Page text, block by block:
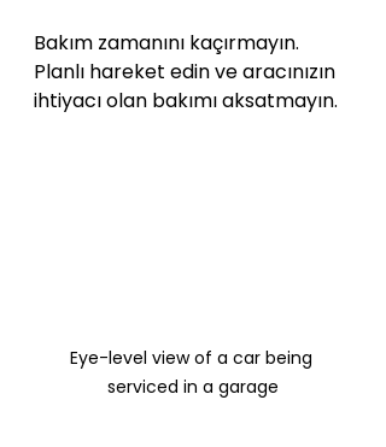
Bakım zamanını kaçırmayın.
Planlı hareket edin ve aracınızın
ihtiyacı olan bakımı aksatmayın.
Eye-level view of a car being
serviced in a garage